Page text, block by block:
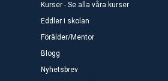
Kurser - Se alla våra kurser
Eddler i skolan
Förälder/Mentor
Blogg
Nyhetsbrev